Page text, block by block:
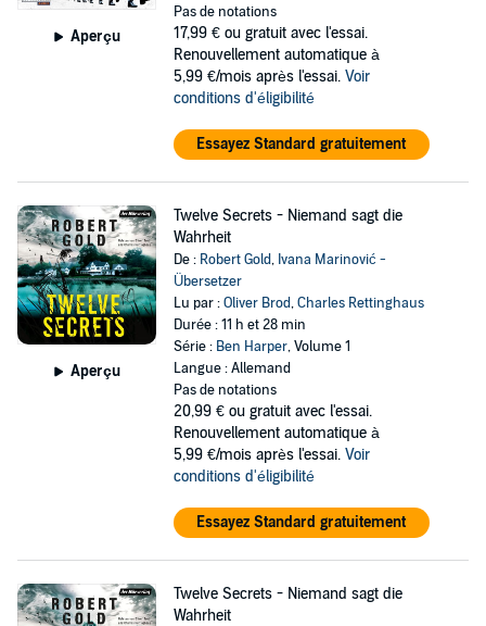
Aperçu
Pas de notations
17,99 € ou gratuit avec l'essai.
Renouvellement automatique à
5,99 €/mois après l'essai. Voir
conditions d'éligibilité
Essayez Standard gratuitement
Aperçu
Twelve Secrets - Niemand sagt die
Wahrheit
De : Robert Gold, Ivana Marinović -
Übersetzer
Lu par :Oliver Brod,Charles Rettinghaus
Durée : 11 h et 28 min
Série : Ben Harper, Volume 1
Langue : Allemand
Pas de notations
20,99 € ou gratuit avec l'essai.
Renouvellement automatique à
5,99 €/mois après l'essai. Voir
conditions d'éligibilité
Essayez Standard gratuitement
Twelve Secrets - Niemand sagt die
Wahrheit